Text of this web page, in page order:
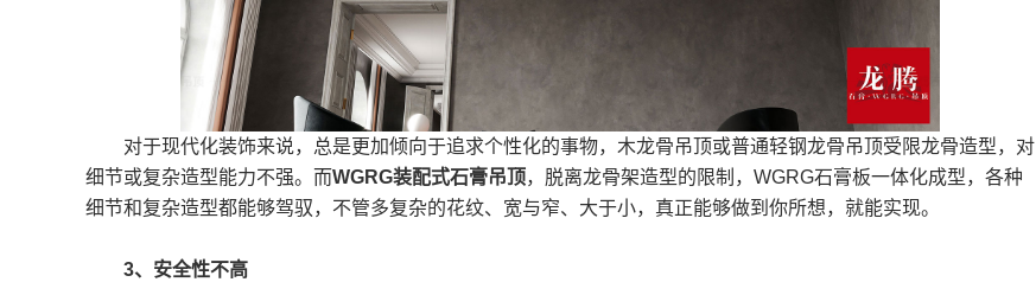
对于现代化装饰来说，总是更加倾向于追求个性化的事物，木龙骨吊顶或普通轻钢龙骨吊顶受限龙骨造型，对
细节或复杂造型能力不强。而WGRG装配式石膏吊顶，脱离龙骨架造型的限制，WGRG石膏板一体化成型，各种
细节和复杂造型都能够驾驭，不管多复杂的花纹、宽与窄、大于小，真正能够做到你所想，就能实现。
3、安全性不高